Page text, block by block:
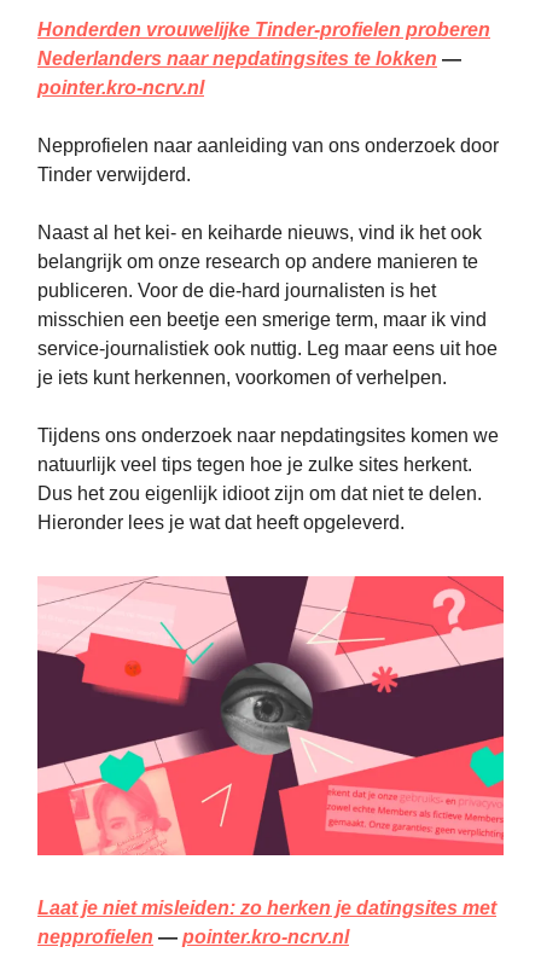
Honderden vrouwelijke Tinder-profielen proberen
Nederlanders naar nepdatingsites te lokken —
pointer.kro-ncrv.nl
Nepprofielen naar aanleiding van ons onderzoek door
Tinder verwijderd.
Naast al het kei- en keiharde nieuws, vind ik het ook
belangrijk om onze research op andere manieren te
publiceren. Voor de die-hard journalisten is het
misschien een beetje een smerige term, maar ik vind
service-journalistiek ook nuttig. Leg maar eens uit hoe
je iets kunt herkennen, voorkomen of verhelpen.
Tijdens ons onderzoek naar nepdatingsites komen we
natuurlijk veel tips tegen hoe je zulke sites herkent.
Dus het zou eigenlijk idioot zijn om dat niet te delen.
Hieronder lees je wat dat heeft opgeleverd.
Laat je niet misleiden: zo herken je datingsites met
nepprofielen — pointer.kro-ncrv.nl